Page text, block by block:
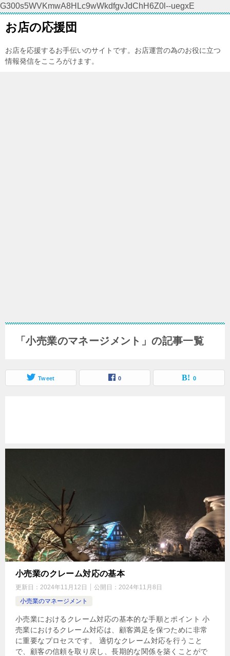
G300s5WVKmwA8HLc9wWkdfgvJdChH6Z0l--uegxE
お店の応援団
お店を応援するお手伝いのサイトです。お店運営の為のお役に立つ
情報発信をこころがけます。
「小売業のマネージメント」の記事一覧
Tweet 0 0
小売業のクレーム対応の基本
更新日： 2024年11月12日 公開日： 2024年11月8日
小売業のマネージメント
小売業におけるクレーム対応の基本的な手順とポイント 小
売業におけるクレーム対応は、顧客満足を保つために非常
に重要なプロセスです。 適切なクレーム対応を行うこと
で、顧客の信頼を取り戻し、長期的な関係を築くことがで